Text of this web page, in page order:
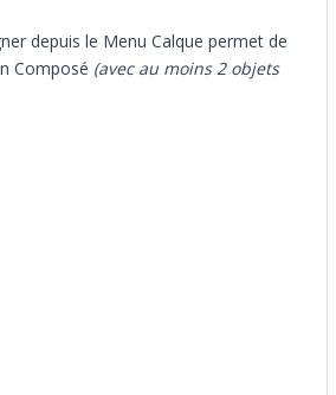
depuis le Menu Calque permet de
Composé (avec au moins 2 objets